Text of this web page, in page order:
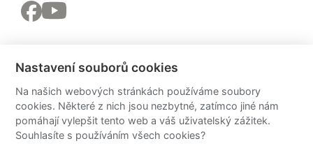
PRO MÉDIA
Nastavení souborů cookies
Na našich webových stránkách používáme soubory
cookies. Některé z nich jsou nezbytné, zatímco jiné nám
pomáhají vylepšit tento web a váš uživatelský zážitek.
Souhlasíte s používáním všech cookies?